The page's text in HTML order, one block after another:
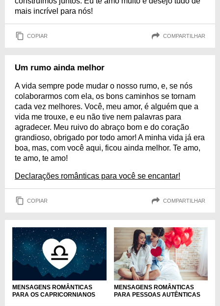
mais incrível para nós!
COPIAR COMPARTILHAR
Um rumo ainda melhor
A vida sempre pode mudar o nosso rumo, e, se nós
colaborarmos com ela, os bons caminhos se tornam
cada vez melhores. Você, meu amor, é alguém que a
vida me trouxe, e eu não tive nem palavras para
agradecer. Meu ruivo do abraço bom e do coração
grandioso, obrigado por todo amor! A minha vida já era
boa, mas, com você aqui, ficou ainda melhor. Te amo,
te amo, te amo!
Declarações românticas para você se encantar!
COPIAR COMPARTILHAR
MENSAGENS ROMÂNTICAS
PARA OS CAPRICORNIANOS
MENSAGENS ROMÂNTICAS
PARA PESSOAS AUTÊNTICAS